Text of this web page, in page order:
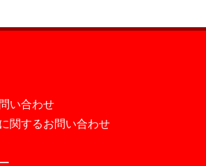
い合わせ
関するお問い合わせ